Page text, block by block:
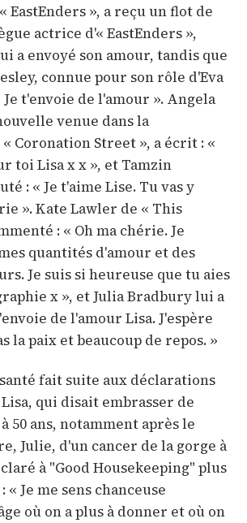
EastEnders », a reçu un flot de
actrice d'« EastEnders »,
a envoyé son amour, tandis que
connue pour son rôle d'Eva
t'envoie de l'amour ». Angela
venue dans la
Coronation Street », a écrit : «
toi Lisa x x », et Tamzin
: « Je t'aime Lise. Tu vas y
». Kate Lawler de « This
: « Oh ma chérie. Je
quantités d'amour et des
Je suis si heureuse que tu aies
x », et Julia Bradbury lui a
de l'amour Lisa. J'espère
la paix et beaucoup de repos. »
fait suite aux déclarations
qui disait embrasser de
50 ans, notamment après le
Julie, d'un cancer de la gorge à
à "Good Housekeeping" plus
Je me sens chanceuse
où on a plus à donner et où on